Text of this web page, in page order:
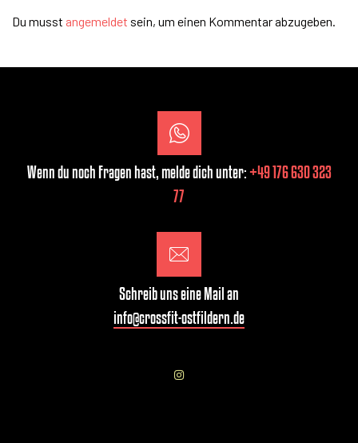
Du musst angemeldet sein, um einen Kommentar abzugeben.
Wenn du noch Fragen hast, melde dich unter:+49 176 630 323
77
Schreib uns eine Mail an
info@crossfit-ostfildern.de